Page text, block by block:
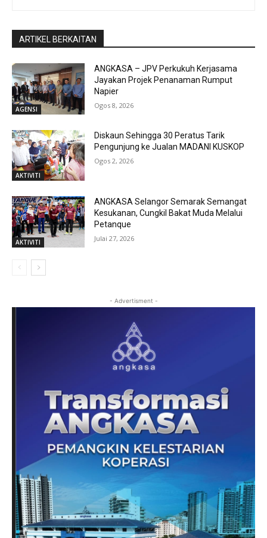
ARTIKEL BERKAITAN
AGENSI
ANGKASA – JPV Perkukuh Kerjasama
Jayakan Projek Penanaman Rumput
Napier
Ogos 8, 2026
AKTIVITI
Diskaun Sehingga 30 Peratus Tarik
Pengunjung ke Jualan MADANI KUSKOP
Ogos 2, 2026
AKTIVITI
ANGKASA Selangor Semarak Semangat
Kesukanan, Cungkil Bakat Muda Melalui
Petanque
Julai 27, 2026
- Advertisment -